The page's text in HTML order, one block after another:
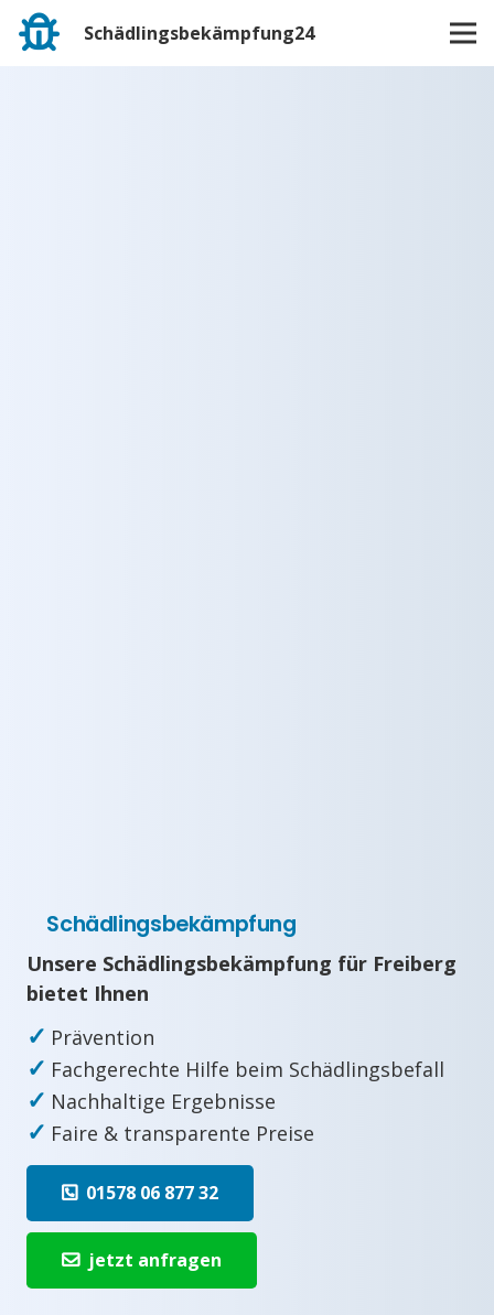
Schädlingsbekämpfung24
Schädlingsbekämpfung
Unsere Schädlingsbekämpfung für Freiberg
bietet Ihnen
✓ Prävention
✓ Fachgerechte Hilfe beim Schädlingsbefall
✓ Nachhaltige Ergebnisse
✓ Faire & transparente Preise
01578 06 877 32
jetzt anfragen